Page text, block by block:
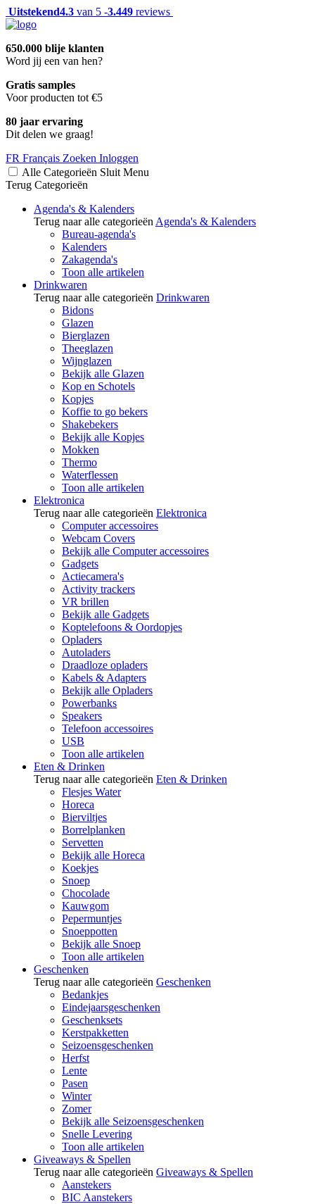
Uitstekend4.3 van 5 -3.449 reviews
650.000 blije klanten
Word jij een van hen?
Gratis samples
Voor producten tot €5
80 jaar ervaring
Dit delen we graag!
FR Français Zoeken Inloggen
Alle Categorieën Sluit Menu
Terug Categorieën
Agenda's & Kalenders
Terug naar alle categorieën Agenda's & Kalenders
Bureau-agenda's
Kalenders
Zakagenda's
Toon alle artikelen
Drinkwaren
Terug naar alle categorieën Drinkwaren
Bidons
Glazen
Bierglazen
Theeglazen
Wijnglazen
Bekijk alle Glazen
Kop en Schotels
Kopjes
Koffie to go bekers
Shakebekers
Bekijk alle Kopjes
Mokken
Thermo
Waterflessen
Toon alle artikelen
Elektronica
Terug naar alle categorieën Elektronica
Computer accessoires
Webcam Covers
Bekijk alle Computer accessoires
Gadgets
Actiecamera's
Activity trackers
VR brillen
Bekijk alle Gadgets
Koptelefoons & Oordopjes
Opladers
Autoladers
Draadloze opladers
Kabels & Adapters
Bekijk alle Opladers
Powerbanks
Speakers
Telefoon accessoires
USB
Toon alle artikelen
Eten & Drinken
Terug naar alle categorieën Eten & Drinken
Flesjes Water
Horeca
Bierviltjes
Borrelplanken
Servetten
Bekijk alle Horeca
Koekjes
Snoep
Chocolade
Kauwgom
Pepermuntjes
Snoeppotten
Bekijk alle Snoep
Toon alle artikelen
Geschenken
Terug naar alle categorieën Geschenken
Bedankjes
Eindejaarsgeschenken
Geschenksets
Kerstpakketten
Seizoensgeschenken
Herfst
Lente
Pasen
Winter
Zomer
Bekijk alle Seizoensgeschenken
Snelle Levering
Toon alle artikelen
Giveaways & Spellen
Terug naar alle categorieën Giveaways & Spellen
Aanstekers
BIC Aanstekers